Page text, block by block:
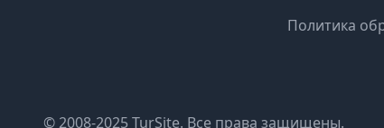
Политика
© 2008-2025 TurSite. Все права защищены.